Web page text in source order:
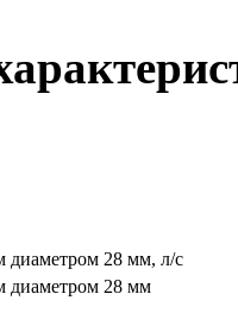
диаметром 28 мм, л/с
диаметром 28 мм